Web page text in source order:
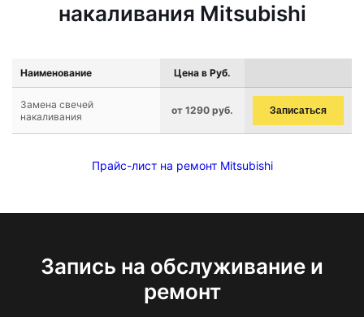
накаливания Mitsubishi
Наименование Цена в Руб.
Замена свечей
накаливания
от 1290 руб. Записаться
Прайс-лист на ремонт Mitsubishi
Запись на обслуживание и
ремонт